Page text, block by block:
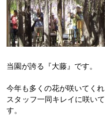
当園が誇る『大藤』です。
今年も多くの花が咲いてくれ
スタッフ一同キレイに咲い
す。